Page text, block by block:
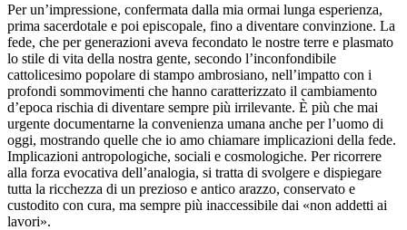
Per un’impressione, confermata dalla mia ormai lunga esperienza,
prima sacerdotale e poi episcopale, fino a diventare convinzione. La
fede, che per generazioni aveva fecondato le nostre terre e plasmato
lo stile di vita della nostra gente, secondo l’inconfondibile
cattolicesimo popolare di stampo ambrosiano, nell’impatto con i
profondi sommovimenti che hanno caratterizzato il cambiamento
d’epoca rischia di diventare sempre più irrilevante. È più che mai
urgente documentarne la convenienza umana anche per l’uomo di
oggi, mostrando quelle che io amo chiamare implicazioni della fede.
Implicazioni antropologiche, sociali e cosmologiche. Per ricorrere
alla forza evocativa dell’analogia, si tratta di svolgere e dispiegare
tutta la ricchezza di un prezioso e antico arazzo, conservato e
custodito con cura, ma sempre più inaccessibile dai «non addetti ai
lavori».